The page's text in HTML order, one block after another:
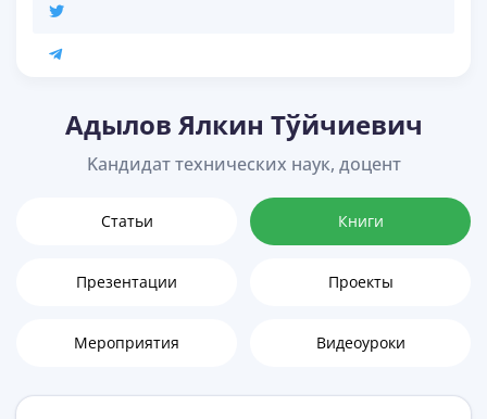
Адылов Ялкин Тўйчиевич
Kандидат технических наук, доцент
Статьи Книги
Презентации Проекты
Мероприятия Видеоуроки